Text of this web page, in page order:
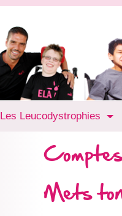
Les Leucodystrophies
Mets